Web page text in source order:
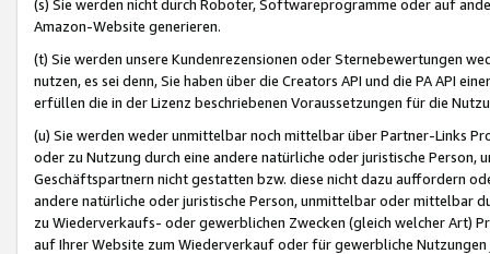
(s) Sie werden nicht durch Roboter, Softwareprogramme oder auf
Amazon-Website generieren.
(t) Sie werden unsere Kundenrezensionen oder Sternebewertungen
nutzen, es sei denn, Sie haben über die Creators API und die PA API
erfüllen die in der Lizenz beschriebenen Voraussetzungen für die
(u) Sie werden weder unmittelbar noch mittelbar über Partner-Links
oder zu Nutzung durch eine andere natürliche oder juristische
Geschäftspartnern nicht gestatten bzw. diese nicht dazu auffordern
andere natürliche oder juristische Person, unmittelbar oder mittelbar
zu Wiederverkaufs- oder gewerblichen Zwecken (gleich welcher Art)
auf Ihrer Website zum Wiederverkauf oder für gewerbliche